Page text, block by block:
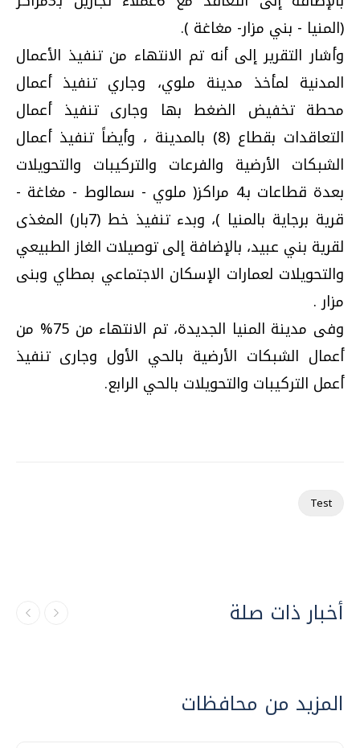
(المنيا - بني مزار- مغاغة ).
وأشار التقرير إلى أنه تم الانتهاء من تنفيذ الأعمال
المدنية لمأخذ مدينة ملوي، وجاري تنفيذ أعمال
محطة تخفيض الضغط بها وجارى تنفيذ أعمال
التعاقدات بقطاع (8) بالمدينة ، وأيضاً تنفيذ أعمال
الشبكات الأرضية والفرعات والتركيبات والتحويلات
بعدة قطاعات بـ4 مراكز( ملوي - سمالوط - مغاغة -
قرية برجاية بالمنيا )، وبدء تنفيذ خط (7بار) المغذى
لقرية بني عبيد، بالإضافة إلى توصيلات الغاز الطبيعي
والتحويلات لعمارات الإسكان الاجتماعي بمطاي وبنى
مزار .
وفى مدينة المنيا الجديدة، تم الانتهاء من 75% من
أعمال الشبكات الأرضية بالحي الأول وجارى تنفيذ
أعمل التركيبات والتحويلات بالحي الرابع.
Test
أخبار ذات صلة
المزيد من محافظات